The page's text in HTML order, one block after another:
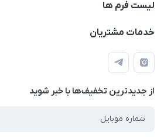
مختاری، نرسیده به مسجد سفید
لیست فرم ها
فرم سفارش محصولات چاپی
فرم سفارش محصولات ناموجود
فروشنده شو
خدمات مشتریان
قوانین و مقررات
حریم خصوصی
راهنما
از جدید‌ترین تخفیف‌ها با‌ خبر شوید